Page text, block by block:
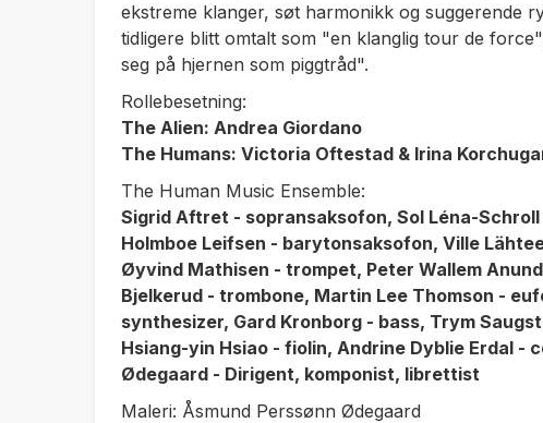
ekstreme klanger, søt harmonikk og suggerende
tidligere blitt omtalt som "en klanglig tour de
seg på hjernen som piggtråd".
Rollebesetning:
The Alien: Andrea Giordano
The Humans: Victoria Oftestad & Irina
The Human Music Ensemble:
Sigrid Aftret - sopransaksofon, Sol Léna-
Holmboe Leifsen - barytonsaksofon, Ville
Øyvind Mathisen - trompet, Peter Wallem
Bjelkerud - trombone, Martin Lee Thomson -
synthesizer, Gard Kronborg - bass, Trym
Hsiang-yin Hsiao - fiolin, Andrine Dyblie Erdal -
Ødegaard - Dirigent, komponist, librettist
Maleri: Åsmund Perssønn Ødegaard